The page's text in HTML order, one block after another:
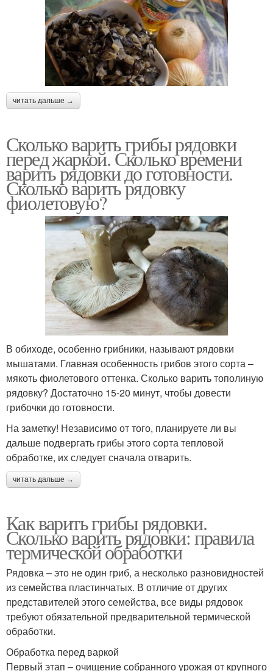
читать дальше →
Сколько варить грибы рядовки
перед жаркой. Сколько времени
варить рядовки до готовности.
Сколько варить рядовку
фиолетовую?
В обиходе, особенно грибники, называют рядовки
мышатами. Главная особенность грибов этого сорта –
мякоть фиолетового оттенка. Сколько варить тополиную
рядовку? Достаточно 15-20 минут, чтобы довести
грибочки до готовности.
На заметку! Независимо от того, планируете ли вы
дальше подвергать грибы этого сорта тепловой
обработке, их следует сначала отварить.
читать дальше →
Как варить грибы рядовки.
Сколько варить рядовки: правила
термической обработки
Рядовка – это не один гриб, а несколько разновидностей
из семейства пластинчатых. В отличие от других
представителей этого семейства, все виды рядовок
требуют обязательной предварительной термической
обработки.
Обработка перед варкой
Первый этап – очищение собранного урожая от крупного